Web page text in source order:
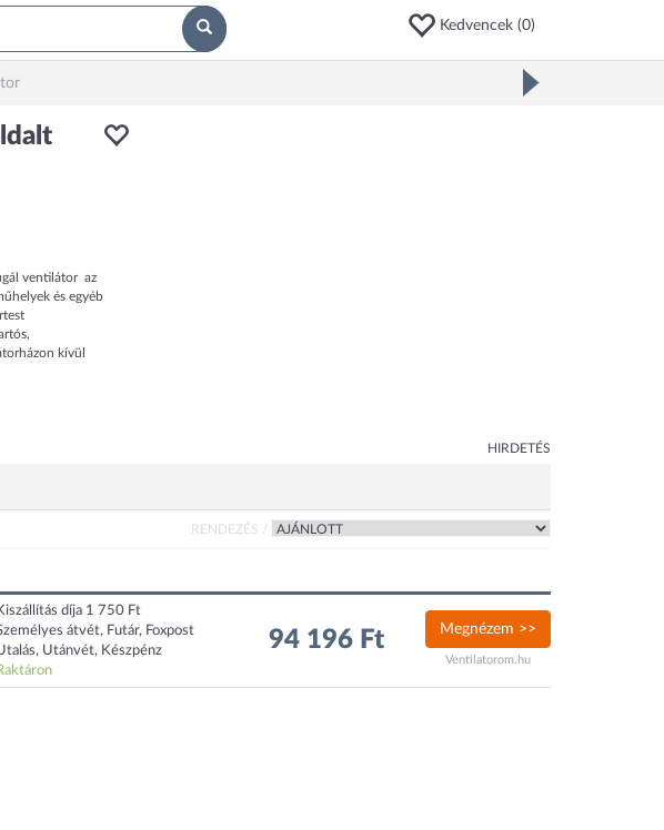
Kedvencek (0)
ventilátor az
és egyéb
kívül
HIRDETÉS
RENDEZÉS /
díja 1 750 Ft
átvét, Futár, Foxpost
Utánvét, Készpénz
94 196 Ft Megnézem >>
Ventilatorom.hu